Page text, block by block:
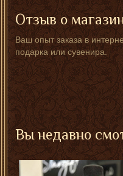
Отзыв о
Ваш опыт заказа в
подарка или сувенира.
Вы недавно